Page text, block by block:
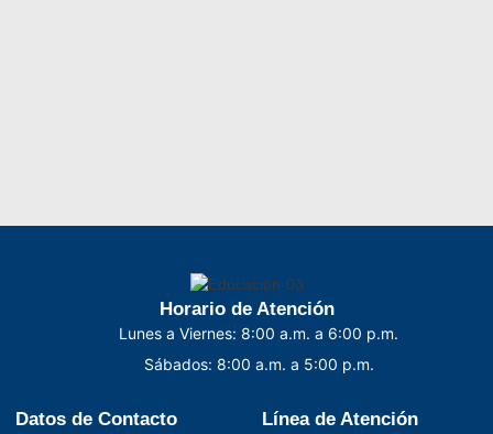
Horario de Atención
Lunes a Viernes: 8:00 a.m. a 6:00 p.m.
Sábados: 8:00 a.m. a 5:00 p.m.
Datos de Contacto Línea de Atención